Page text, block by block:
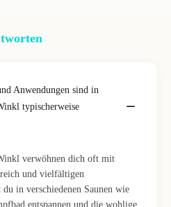
Anwendungen sind in
typischerweise
verwöhnen dich oft mit
und vielfältigen
in verschiedenen Saunen wie
entspannen und die wohlige